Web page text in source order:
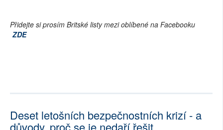
Přidejte si prosím Britské listy mezi oblíbené na Facebooku
ZDE
Deset letošních bezpečnostních krizí - a
důvody, proč se je nedaří řešit